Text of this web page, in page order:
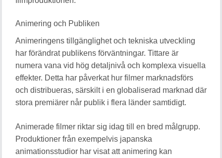
Animering och Publiken
Animeringens tillgänglighet och tekniska utveckling
har förändrat publikens förväntningar. Tittare är
numera vana vid hög detaljnivå och komplexa visuella
effekter. Detta har påverkat hur filmer marknadsförs
och distribueras, särskilt i en globaliserad marknad där
stora premiärer når publik i flera länder samtidigt.
Animerade filmer riktar sig idag till en bred målgrupp.
Produktioner från exempelvis japanska
animationsstudior har visat att animering kan